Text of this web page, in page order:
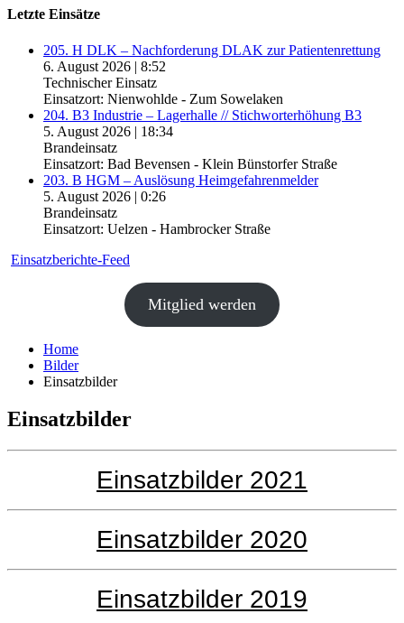
Letzte Einsätze
205. H DLK – Nachforderung DLAK zur Patientenrettung
6. August 2026 | 8:52
Technischer Einsatz
Einsatzort: Nienwohlde - Zum Sowelaken
204. B3 Industrie – Lagerhalle // Stichworterhöhung B3
5. August 2026 | 18:34
Brandeinsatz
Einsatzort: Bad Bevensen - Klein Bünstorfer Straße
203. B HGM – Auslösung Heimgefahrenmelder
5. August 2026 | 0:26
Brandeinsatz
Einsatzort: Uelzen - Hambrocker Straße
Einsatzberichte-Feed
Mitglied werden
Home
Bilder
Einsatzbilder
Einsatzbilder
Einsatzbilder 2021
Einsatzbilder 2020
Einsatzbilder 2019